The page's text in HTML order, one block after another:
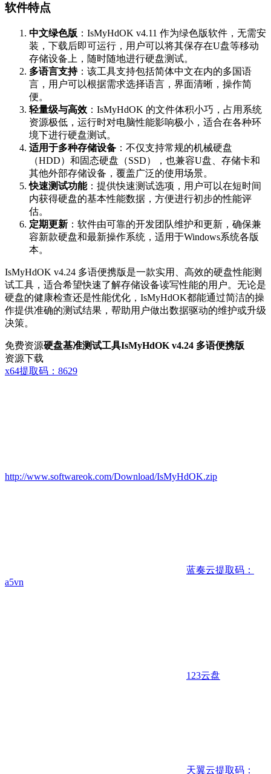
软件特点
中文绿色版 ：IsMyHdOK v4.11 作为绿色版软件，无需安
装，下载后即可运行，用户可以将其保存在U盘等移动
存储设备上，随时随地进行硬盘测试。
多语言支持：该工具支持包括简体中文在内的多国语
言，用户可以根据需求选择语言，界面清晰，操作简
便。
轻量级与高效 ：IsMyHdOK 的文件体积小巧，占用系统
资源极低，运行时对电脑性能影响极小，适合在各种环
境下进行硬盘测试。
适用于多种存储设备 ：不仅支持常规的机械硬盘
（HDD）和固态硬盘（SSD），也兼容U盘、存储卡和
其他外部存储设备，覆盖广泛的使用场景。
快速测试功能：提供快速测试选项，用户可以在短时间
内获得硬盘的基本性能数据，方便进行初步的性能评
估。
定期更新 ：软件由可靠的开发团队维护和更新，确保兼
容新款硬盘和最新操作系统，适用于Windows系统各版
本。
IsMyHdOK v4.24 多语便携版是一款实用、高效的硬盘性能测
试工具，适合希望快速了解存储设备读写性能的用户。无论是
硬盘的健康检查还是性能优化，IsMyHdOK都能通过简洁的操
作提供准确的测试结果，帮助用户做出数据驱动的维护或升级
决策。
免费资源硬盘基准测试工具IsMyHdOK v4.24 多语便携版
资源下载
x64提取码：8629
http://www.softwareok.com/Download/IsMyHdOK.zip
蓝奏云提取码：
a5vn
123云盘
天翼云提取码：